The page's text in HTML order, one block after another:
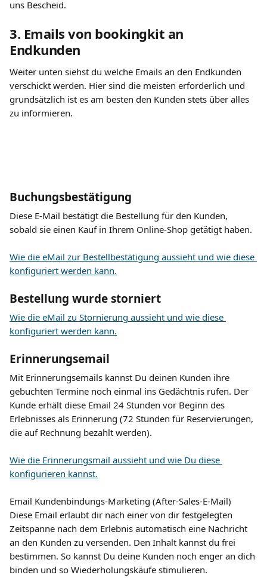
uns Bescheid.
3. Emails von bookingkit an
Endkunden
Weiter unten siehst du welche Emails an den Endkunden
verschickt werden. Hier sind die meisten erforderlich und
grundsätzlich ist es am besten den Kunden stets über alles
zu informieren.
Buchungsbestätigung
Diese E-Mail bestätigt die Bestellung für den Kunden,
sobald sie einen Kauf in Ihrem Online-Shop getätigt haben.
Wie die eMail zur Bestellbestätigung aussieht und wie diese
konfiguriert werden kann.
Bestellung wurde storniert
Wie die eMail zu Stornierung aussieht und wie diese
konfiguriert werden kann.
Erinnerungsemail
Mit Erinnerungsemails kannst Du deinen Kunden ihre
gebuchten Termine noch einmal ins Gedächtnis rufen. Der
Kunde erhält diese Email 24 Stunden vor Beginn des
Erlebnisses als Erinnerung (72 Stunden für Reservierungen,
die auf Rechnung bezahlt werden).
Wie die Erinnerungsmail aussieht und wie Du diese
konfigurieren kannst.
​Email Kundenbindungs-Marketing (After-Sales-E-Mail)
Diese Email erlaubt dir nach einer von dir festgelegten
Zeitspanne nach dem Erlebnis automatisch eine Nachricht
an den Kunden zu versenden. Den Inhalt kannst du frei
bestimmen. So kannst Du deine Kunden noch enger an dich
binden und so Wiederholungskäufe stimulieren.